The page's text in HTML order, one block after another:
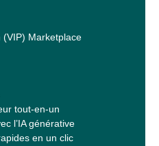
(VIP) Marketplace
tout-en-un
l’IA générative
en un clic